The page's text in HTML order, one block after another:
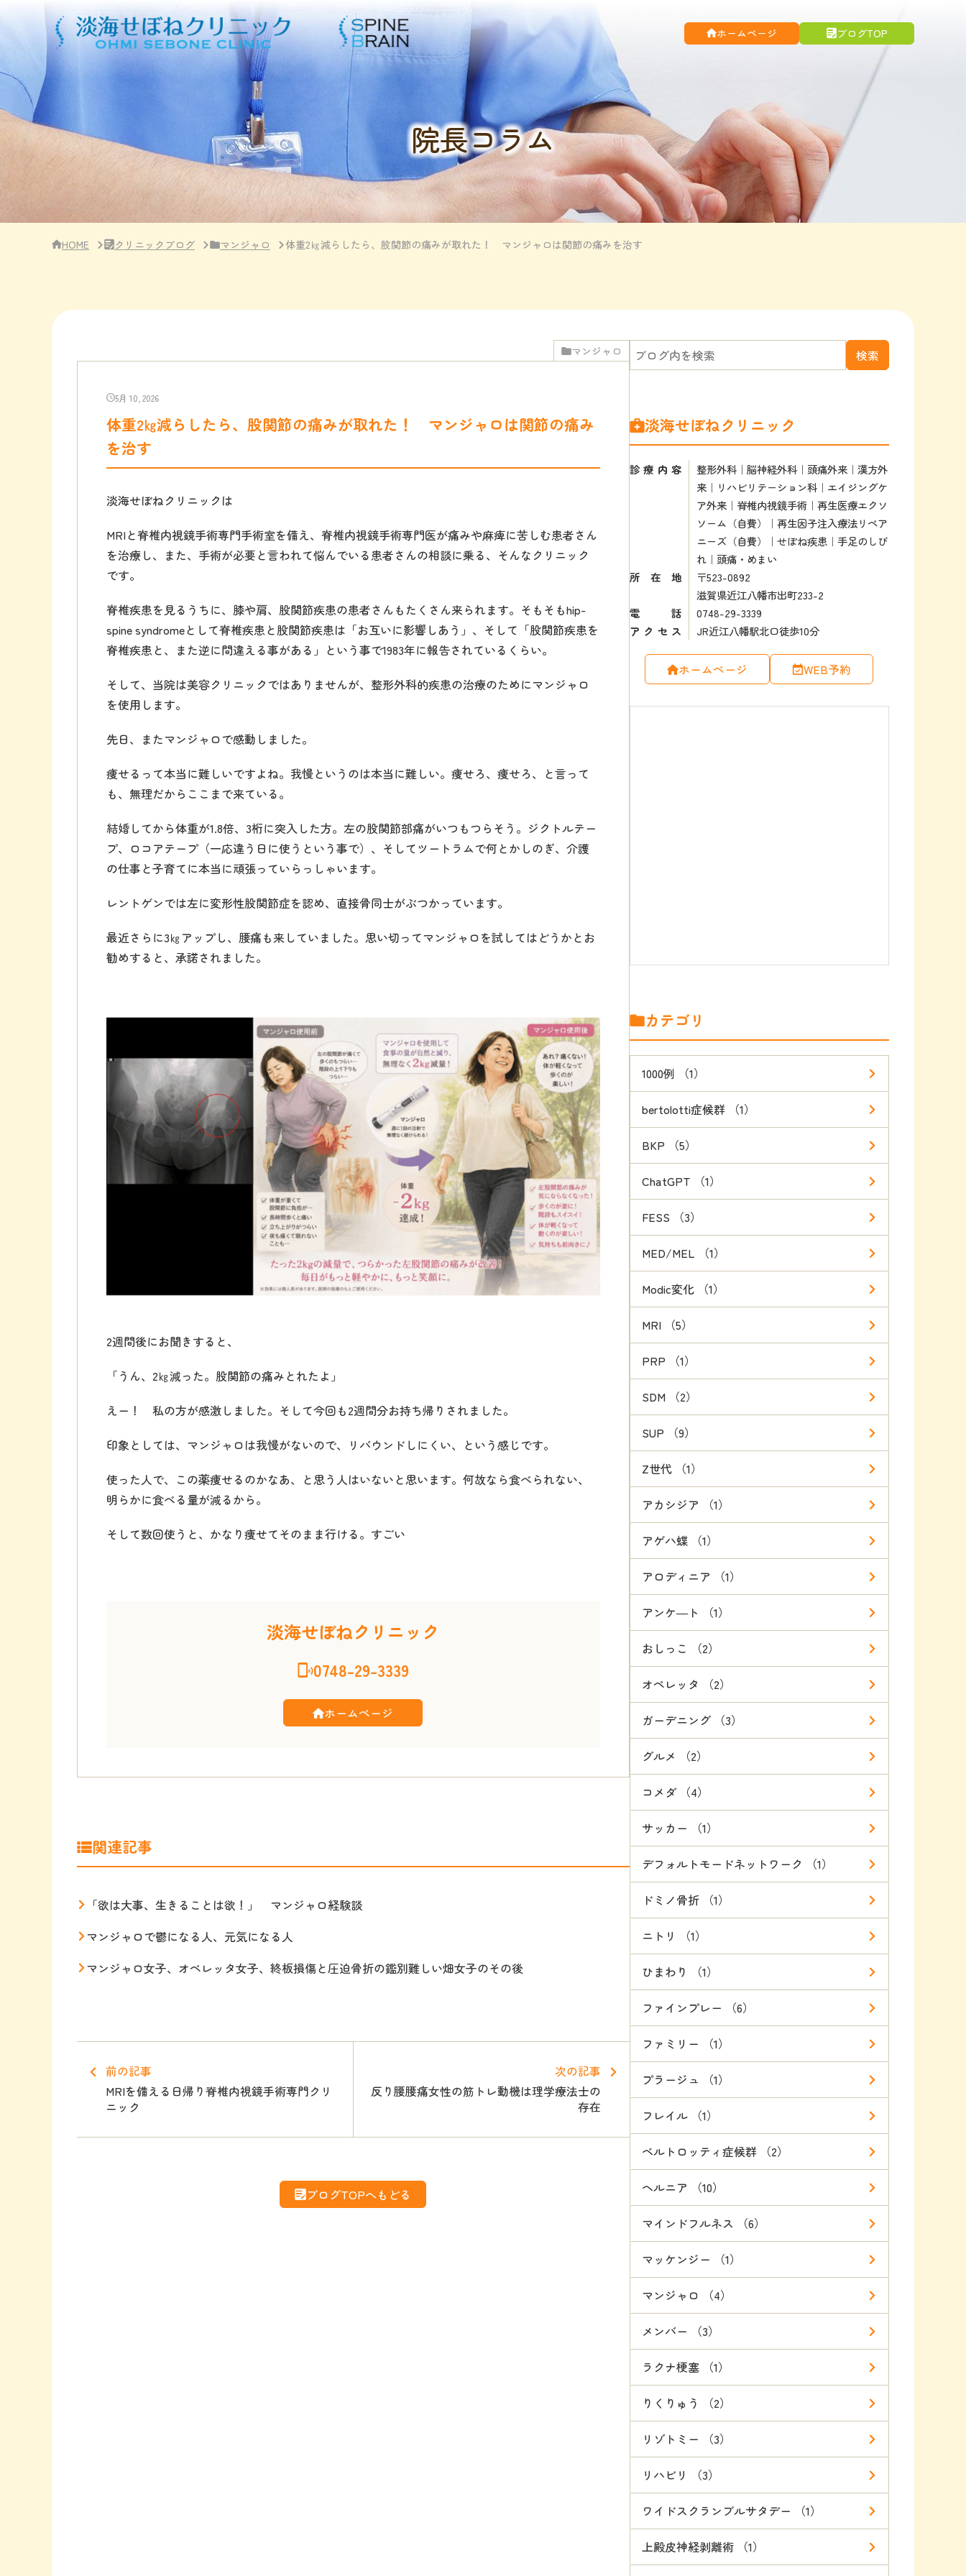
リ
概
ホームページ ブログTOP
院長コラム
HOME クリニックブログ マンジャロ 体重2㎏減らしたら、股関節の痛みが取れた！ マンジャロは関節の痛みを治す
マンジャロ
5月 10, 2026
体重2㎏減らしたら、股関節の痛みが取れた！ マンジャロは関節の痛み
を治す
淡海せぼねクリニックは
MRIと脊椎内視鏡手術専門手術室を備え、脊椎内視鏡手術専門医が痛みや麻痺に苦しむ患者さん
を治療し、また、手術が必要と言われて悩んでいる患者さんの相談に乗る、そんなクリニック
です。
脊椎疾患を見るうちに、膝や肩、股関節疾患の患者さんもたくさん来られます。そもそもhip-
spine syndromeとして脊椎疾患と股関節疾患は「お互いに影響しあう」、そして「股関節疾患を
脊椎疾患と、また逆に間違える事がある」という事で1983年に報告されているくらい。
そして、当院は美容クリニックではありませんが、整形外科的疾患の治療のためにマンジャロ
を使用します。
先日、またマンジャロで感動しました。
痩せるって本当に難しいですよね。我慢というのは本当に難しい。痩せろ、痩せろ、と言って
も、無理だからここまで来ている。
結婚してから体重が1.8倍、3桁に突入した方。左の股関節部痛がいつもつらそう。ジクトルテー
プ、ロコアテープ（一応違う日に使うという事で）、そしてツートラムで何とかしのぎ、介護
の仕事と子育てに本当に頑張っていらっしゃいます。
レントゲンでは左に変形性股関節症を認め、直接骨同士がぶつかっています。
最近さらに3㎏アップし、腰痛も来していました。思い切ってマンジャロを試してはどうかとお
勧めすると、承諾されました。
2週間後にお聞きすると、
「うん、2㎏減った。股関節の痛みとれたよ」
えー！ 私の方が感激しました。そして今回も2週間分お持ち帰りされました。
印象としては、マンジャロは我慢がないので、リバウンドしにくい、という感じです。
使った人で、この薬痩せるのかなあ、と思う人はいないと思います。何故なら食べられない、
明らかに食べる量が減るから。
そして数回使うと、かなり痩せてそのまま行ける。すごい
淡海せぼねクリニック
0748-29-3339
ホームページ
関連記事
「欲は大事、生きることは欲！」 マンジャロ経験談
マンジャロで鬱になる人、元気になる人
マンジャロ女子、オペレッタ女子、終板損傷と圧迫骨折の鑑別難しい畑女子のその後
前の記事
MRIを備える日帰り脊椎内視鏡手術専門クリ
ニック
次の記事
反り腰腰痛女性の筋トレ動機は理学療法士の
存在
ブログTOPへもどる
淡海せぼねクリニック
診療内容
整形外科｜脳神経外科｜頭痛外来｜漢方外
来｜リハビリテーション科｜エイジングケ
ア外来｜脊椎内視鏡手術｜再生医療エクソ
ソーム（自費）｜再生因子注入療法リペア
ニーズ（自費）｜せぼね疾患｜手足のしび
れ｜頭痛・めまい
所在地
〒523-0892
滋賀県近江八幡市出町233-2
電話
0748-29-3339
アクセス
JR近江八幡駅北口徒歩10分
ホームページ WEB予約
カテゴリ
1000例 （1）
bertolotti症候群 （1）
BKP （5）
ChatGPT （1）
FESS （3）
MED/MEL （1）
Modic変化 （1）
MRI （5）
PRP （1）
SDM （2）
SUP （9）
Z世代 （1）
アカシジア （1）
アゲハ蝶 （1）
アロディニア （1）
アンケ―ト （1）
おしっこ （2）
オペレッタ （2）
ガーデニング （3）
グルメ （2）
コメダ （4）
サッカー （1）
デフォルトモードネットワーク （1）
ドミノ骨折 （1）
ニトリ （1）
ひまわり （1）
ファインプレー （6）
ファミリー （1）
プラージュ （1）
フレイル （1）
ベルトロッティ症候群 （2）
ヘルニア （10）
マインドフルネス （6）
マッケンジー （1）
マンジャロ （4）
メンバー （3）
ラクナ梗塞 （1）
りくりゅう （2）
リゾトミー （3）
リハビリ （3）
ワイドスクランブルサタデー （1）
上殿皮神経剥離術 （1）